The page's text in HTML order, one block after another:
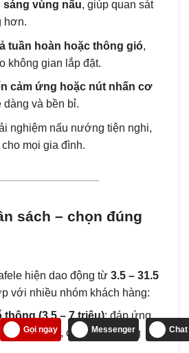
vùng nấu, giúp quan sát
hơn.
tuần hoàn hoặc thông gió,
không gian lắp đặt.
cảm ứng hoặc nút nhấn cơ
dàng và bền bỉ.
nghiệm nấu nướng tiện nghi,
mọi gia đình.
sách – chọn đúng
hiện dao động từ 3.5 – 31.5
với nhiều nhóm khách hàng:
thông (3.5 – 7 triệu): đáp ứng
kế gọn, công suất trung
Gọi ngay Messenger